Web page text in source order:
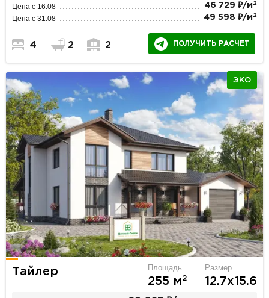
Цена с 16.08 46 729 ₽/м 2
Цена с 31.08 49 598 ₽/м 2
4 2 2 ПОЛУЧИТЬ РАСЧЕТ
ЭКО
Тайлер Площадь
255 м2
Размер
12.7х15.6